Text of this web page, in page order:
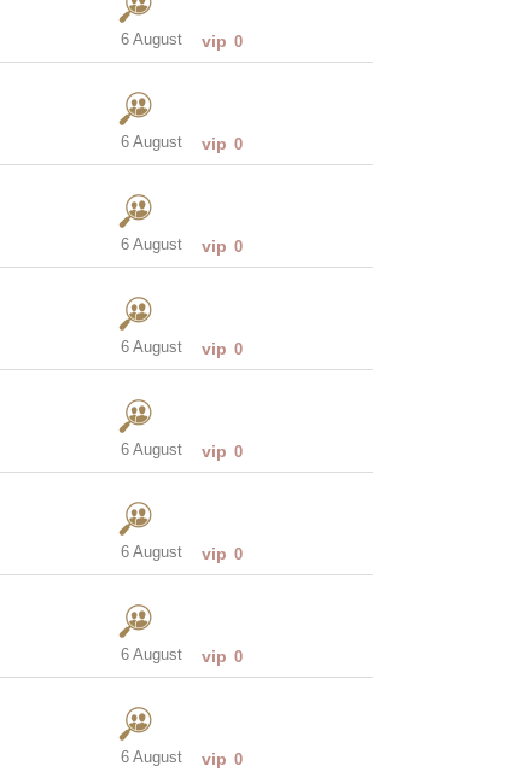
6 August vip 0
6 August vip 0
6 August vip 0
6 August vip 0
6 August vip 0
6 August vip 0
6 August vip 0
6 August vip 0